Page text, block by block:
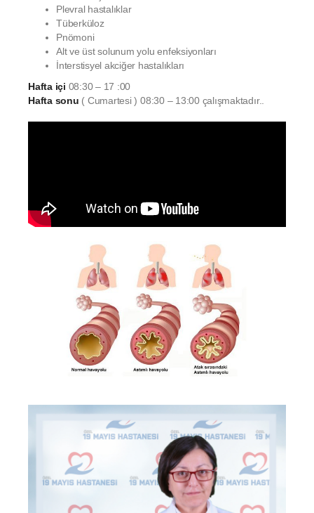
Plevral hastalıklar
Tüberküloz
Pnömoni
Alt ve üst solunum yolu enfeksiyonları
İnterstisyel akciğer hastalıkları
Hafta içi 08:30 – 17 :00
Hafta sonu ( Cumartesi ) 08:30 – 13:00 çalışmaktadır..